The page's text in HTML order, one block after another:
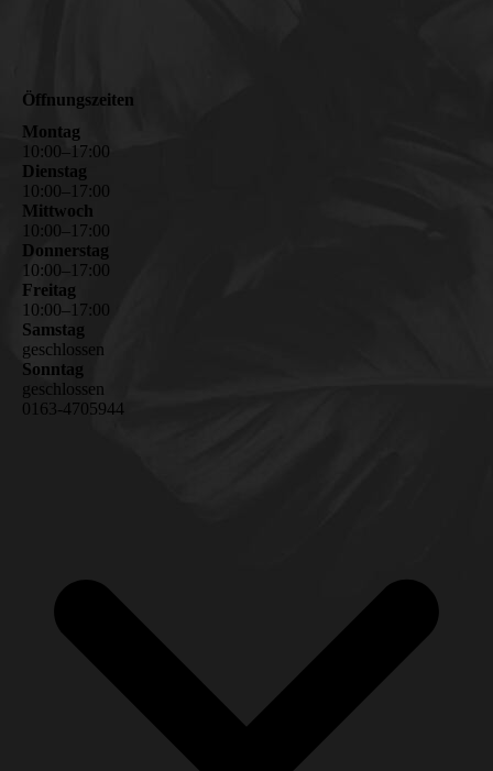
Öffnungszeiten
Montag
10:00–17:00
Dienstag
10:00– 17:00
Mittwoch
10:00– 17:00
Donnerstag
10:00– 17:00
Freitag
10:00– 17:00
Samstag
geschlossen
Sonntag
geschlossen
0163-4705944